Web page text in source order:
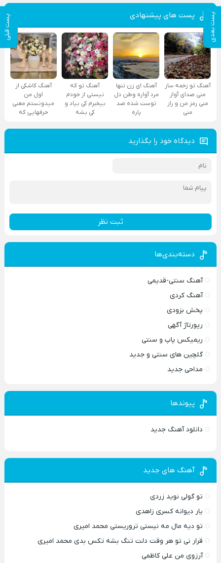
پست بعدی پست قبلی پست های پیشنهادی
آهنگ تو زخمه ساز
منی صدای آواز
منی رمز من و راز
منی
آهنگ ای زن تنها
مرد آواره وطن دل
توست شده صد
پاره
آهنگ تو که
نیستی از خودم
بیخبرم کی بیاد و
کی بشه
آهنگ کاشکی از
اول من
میدونستم معنی
حرفهایی که
دیدگاه خود را بگذارید
ثبت نظر
دسته‌بندی‌ها
آهنگ سنتی-قدیمی
آهنگ کردی
پخش بزودی
رپورتاژ آگهی
ریمیکس پاپ و سنتی
گلچین های سنتی و جدید
مداحی جدید
پیوندها
دانلود آهنگ جدید
آهنگ های جدید
تو گولی نوید زردی
یار دیوانه کسری زاهدی
تو دیه مال مه نیستی تروریستی محمد امیری
قرار نی تو هر وقت دلت تنگ بشه تکس بدی محمد امیری
آرزوی من علی کاظمی